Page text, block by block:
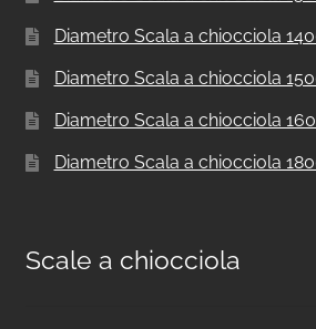
Diametro Scala a chiocciola
Diametro Scala a chiocciola
Diametro Scala a chiocciola
Diametro Scala a chiocciola
Scale a chiocciola